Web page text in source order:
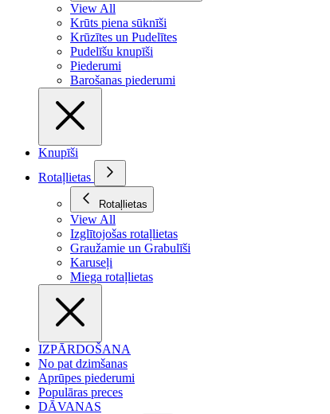
View All
Krūts piena sūknīši
Krūzītes un Pudelītes
Pudelīšu knupīši
Piederumi
Barošanas piederumi
Knupīši
Rotaļlietas
Rotaļlietas
View All
Izglītojošas rotaļlietas
Graužamie un Grabulīši
Karuseļi
Miega rotaļlietas
IZPĀRDOŠANA
No pat dzimšanas
Aprūpes piederumi
Populāras preces
DĀVANAS